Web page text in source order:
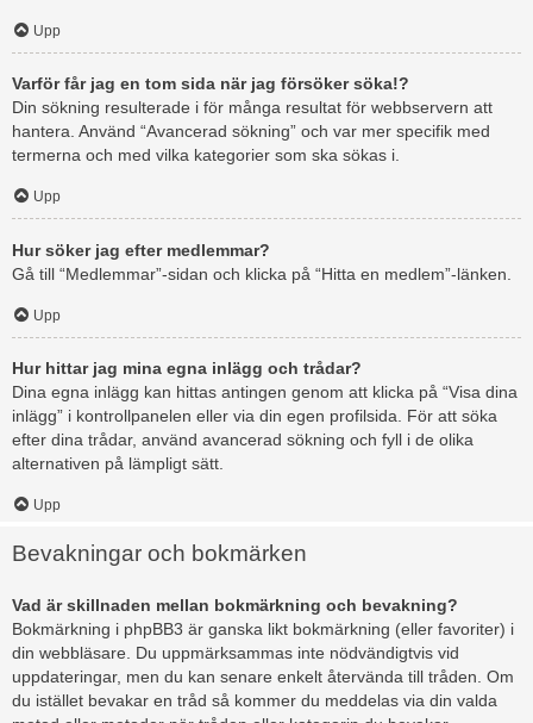
Upp
Varför får jag en tom sida när jag försöker söka!?
Din sökning resulterade i för många resultat för webbservern att
hantera. Använd “Avancerad sökning” och var mer specifik med
termerna och med vilka kategorier som ska sökas i.
Upp
Hur söker jag efter medlemmar?
Gå till “Medlemmar”-sidan och klicka på “Hitta en medlem”-länken.
Upp
Hur hittar jag mina egna inlägg och trådar?
Dina egna inlägg kan hittas antingen genom att klicka på “Visa dina
inlägg” i kontrollpanelen eller via din egen profilsida. För att söka
efter dina trådar, använd avancerad sökning och fyll i de olika
alternativen på lämpligt sätt.
Upp
Bevakningar och bokmärken
Vad är skillnaden mellan bokmärkning och bevakning?
Bokmärkning i phpBB3 är ganska likt bokmärkning (eller favoriter) i
din webbläsare. Du uppmärksammas inte nödvändigtvis vid
uppdateringar, men du kan senare enkelt återvända till tråden. Om
du istället bevakar en tråd så kommer du meddelas via din valda